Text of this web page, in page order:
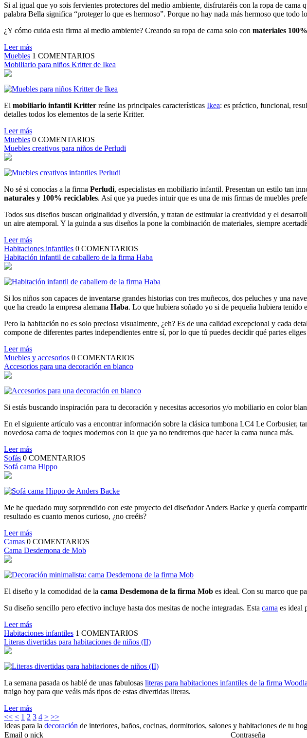
Si al igual que yo sois fervientes protectores del medio ambiente, disfrutaréis con la ropa de cama
palabra Bella significa “proteger lo que es hermoso”. Porque no hay nada más hermoso que todo
¿Y cómo cuida esta firma al medio ambiente? Creando su ropa de cama solo con materiales
Leer más
Muebles 1 COMENTARIOS
Mobiliario para niños Kritter de Ikea
El mobiliario infantil Kritter reúne las principales características Ikea: es práctico, funcional,
detalles todos los elementos de la serie Kritter.
Leer más
Muebles 0 COMENTARIOS
Muebles creativos para niños de Perludi
No sé si conocías a la firma Perludi, especialistas en mobiliario infantil. Presentan un estilo tan
naturales y 100% reciclables. Así que ya puedes intuir que es una de mis firmas de muebles
Todos sus diseños buscan originalidad y diversión, y tratan de estimular la creatividad y el
un aire atemporal. Y la guinda a sus diseños la pone la combinación de materiales, siempre
Leer más
Habitaciones infantiles 0 COMENTARIOS
Habitación infantil de caballero de la firma Haba
Si los niños son capaces de inventarse grandes historias con tres muñecos, dos peluches y una
que ha creado la empresa alemana Haba. Lo que hubiera soñado yo si de pequeña hubiera tenido
Pero la habitación no es solo preciosa visualmente, ¿eh? Es de una calidad excepcional y cada
compone de diferentes partes independientes entre sí, por lo que tú puedes decidir qué partes
Leer más
Muebles y accesorios 0 COMENTARIOS
Accesorios para una decoración en blanco
Si estás buscando inspiración para tu decoración y necesitas accesorios y/o mobiliario en color
En el siguiente artículo vas a encontrar información sobre la clásica tumbona LC4 Le Corbusier,
novedosa cama de toques modernos con la que ya no tendremos que hacer la cama nunca más.
Leer más
Sofás 0 COMENTARIOS
Sofá cama Hippo
Me he quedado muy sorprendido con este proyecto del diseñador Anders Backe y quería
resultado es cuanto menos curioso, ¿no creéis?
Leer más
Camas 0 COMENTARIOS
Cama Desdemona de Mob
El diseño y la comodidad de la cama Desdemona de la firma Mob es ideal. Con su marco que
Su diseño sencillo pero efectivo incluye hasta dos mesitas de noche integradas. Esta cama es ideal
Leer más
Habitaciones infantiles 1 COMENTARIOS
Literas divertidas para habitaciones de niños (II)
La semana pasada os hablé de unas fabulosas literas para habitaciones infantiles de la firma
traigo hoy para que veáis más tipos de estas divertidas literas.
Leer más
<< < 1 2 3 4 > >>
Ideas para la decoración de interiores, baños, cocinas, dormitorios, salones y habitaciones de tu
Email o nick
Contraseña